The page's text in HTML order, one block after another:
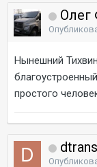
Олег
Нынешний
простого
dtrans